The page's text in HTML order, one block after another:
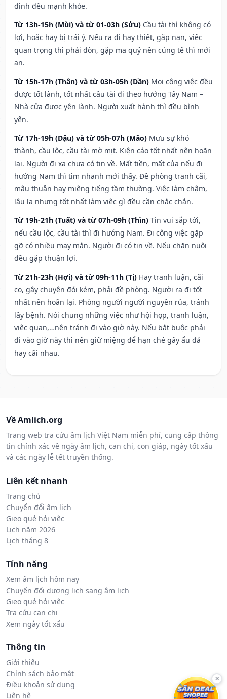
đình đều mạnh khỏe.
Từ 13h-15h (Mùi) và từ 01-03h (Sửu) Cầu tài thì không có
lợi, hoặc hay bị trái ý. Nếu ra đi hay thiệt, gặp nạn, việc
quan trọng thì phải đòn, gặp ma quỷ nên cúng tế thì mới
an.
Từ 15h-17h (Thân) và từ 03h-05h (Dần) Mọi công việc đều
được tốt lành, tốt nhất cầu tài đi theo hướng Tây Nam –
Nhà cửa được yên lành. Người xuất hành thì đều bình
yên.
Từ 17h-19h (Dậu) và từ 05h-07h (Mão) Mưu sự khó
thành, cầu lộc, cầu tài mờ mịt. Kiện cáo tốt nhất nên hoãn
lại. Người đi xa chưa có tin về. Mất tiền, mất của nếu đi
hướng Nam thì tìm nhanh mới thấy. Đề phòng tranh cãi,
mâu thuẫn hay miệng tiếng tầm thường. Việc làm chậm,
lâu la nhưng tốt nhất làm việc gì đều cần chắc chắn.
Từ 19h-21h (Tuất) và từ 07h-09h (Thìn) Tin vui sắp tới,
nếu cầu lộc, cầu tài thì đi hướng Nam. Đi công việc gặp
gỡ có nhiều may mắn. Người đi có tin về. Nếu chăn nuôi
đều gặp thuận lợi.
Từ 21h-23h (Hợi) và từ 09h-11h (Tị) Hay tranh luận, cãi
cọ, gây chuyện đói kém, phải đề phòng. Người ra đi tốt
nhất nên hoãn lại. Phòng người người nguyền rủa, tránh
lây bệnh. Nói chung những việc như hội họp, tranh luận,
việc quan,…nên tránh đi vào giờ này. Nếu bắt buộc phải
đi vào giờ này thì nên giữ miệng để hạn ché gây ẩu đả
hay cãi nhau.
Về Amlich.org
Trang web tra cứu âm lịch Việt Nam miễn phí, cung cấp thông
tin chính xác về ngày âm lịch, can chi, con giáp, ngày tốt xấu
và các ngày lễ tết truyền thống.
Liên kết nhanh
Trang chủ
Chuyển đổi âm lịch
Gieo quẻ hỏi việc
Lịch năm 2026
Lịch tháng 8
Tính năng
Xem âm lịch hôm nay
Chuyển đổi dương lịch sang âm lịch
Gieo quẻ hỏi việc
Tra cứu can chi
Xem ngày tốt xấu
Thông tin
Giới thiệu
Chính sách bảo mật
Điều khoản sử dụng
Liên hệ
×